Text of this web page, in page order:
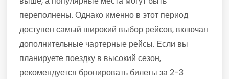
переполнены. Однако именно в этот период
доступен самый широкий выбор рейсов, включая
дополнительные чартерные рейсы. Если вы
планируете поездку в высокий сезон,
рекомендуется бронировать билеты за 2-3